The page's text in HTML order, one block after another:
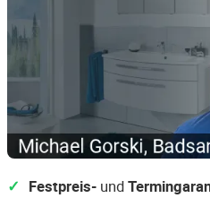
Festpreis- und